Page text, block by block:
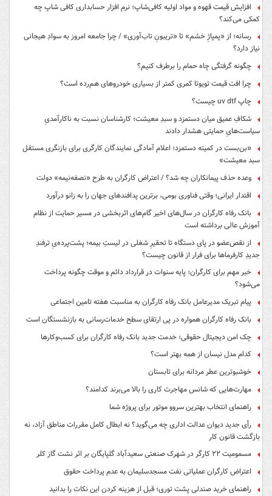
افزایش قیمت قهوه و مواد اولیه کافی‌شاپ؛ نرم افزار حسابداری کافی شاپ چه
کمکی می‌کند؟
رسانه؛ از «پمپاژِ خشم» تا «تریبونِ تاب‌آوری» / چرا جامعه امروز به سوادِ هیجانی
نیاز دارد؟
چگونه گرفتگی چاه حمام را برطرف کنیم؟
چرا افت قیمت تویوتا کمری کمتر از بسیاری خودروهای هم‌رده است؟
چاپ uv dtf چیست؟
شکافِ عمیق میان دستمزد و سبدِ معیشت؛ کارشناسان نسبت به ناکارآمدیِ
سیاست‌هایِ حمایتی هشدار دادند
«بن‌بست در کمیته دستمزد؛ اعلام آمادگی نمایندگان کارگری برای بازنگری مستقل
سبد معیشت»
وعده حذف پیمانکاران چه شد؟ / اعتراض کارگران به طرح «نصفه‌نیمه» دولت
اقتدار ایرانی؛ وقتی فناوری بومی، برترین پدافندهای جهان را به زانو درآورد
بانک رفاه کارگران در سال‌های اخیر گام‌های اثربخشی در مسیر حمایت از نظام
آموزش عالی برداشته است
از نقص‌عضو در پایِ دستگاه تا تحقیرِ شغلی در لیستِ بیمه؛ پشت‌پرده‌یِ ترفندِ
جدیدِ کارفرماها برای فرار از قانون چیست؟
خبر مهم برای کارگران؛ پایه سنوات در قرارداد دائم و موقت چگونه پرداخت
می‌شود؟
پیام تبریک مدیرعامل بانک رفاه کارگران به مناسبت هفته تامین اجتماعی
بانک رفاه کارگران همواره در پی ارتقای سطح خدمات‌رسانی به بازنشستگان است
چک امن دیجیتال حقوقی؛ خدمت جدید بانک رفاه کارگران برای کسب‌وکارها
کدام مدل نیسان از همه بهتر است؟
خوشبوترین عطر مردانه برای تابستان
مهارت‌هایی که شانس مهاجرت کاری را بالا می‌برند کدامند؟
راهنمای انتخاب بهترین سروو موتور برای پروژه شما
رأی جدید دیوان عدالت اداری چه می‌گوید؟ نه ابطال کامل مقررات مناطق آزاد، نه
بازگشت قانون کار
مسمومیت ۲۲ کارگر در شهرک صنعتی سعیدآباد گلپایگان بر اثر نشت گاز کلر
اعتراض کارگران عملیاتی نفت مسجدسلیمان به عدم پرداخت حقوق
راهنمای خرید صندلی پشت توری؛ قبل از هزینه کردن این نکات را بدانید